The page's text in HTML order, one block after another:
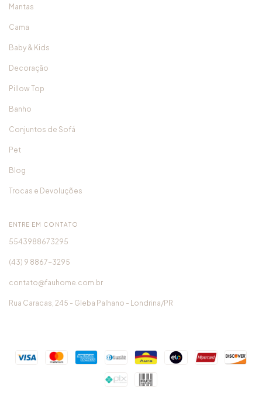
Mantas
Cama
Baby & Kids
Decoração
Pillow Top
Banho
Conjuntos de Sofá
Pet
Blog
Trocas e Devoluções
ENTRE EM CONTATO
5543988673295
(43) 9 8867-3295
contato@fauhome.com.br
Rua Caracas, 245 - Gleba Palhano - Londrina/PR